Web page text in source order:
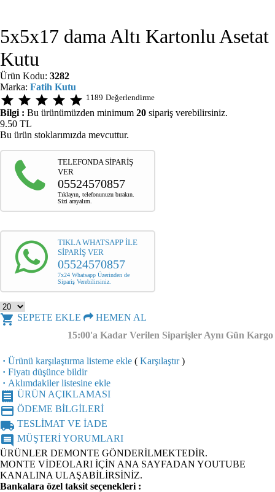
5x5x17 dama Altı Kartonlu Asetat
Kutu
Ürün Kodu: 3282
Marka: Fatih Kutu
star star star star star 1189 Değerlendirme
Bilgi : Bu ürünümüzden minimum 20 sipariş verebilirsiniz.
9.50 TL
Bu ürün stoklarımızda mevcuttur.
TELEFONDA SİPARİŞ
VER
05524570857
Tıklayın, telefonunuzu bırakın.
Sizi arayalım.
TIKLA WHATSAPP İLE
SİPARİŞ VER
05524570857
7x24 Whatsapp Üzerinden de
Sipariş Verebilirsiniz.
shopping_cart SEPETE EKLE
HEMEN AL
15:00'a Kadar Verilen Siparişler Aynı Gün Kargo
· Ürünü karşılaştırma listeme ekle ( Karşılaştır)
· Fiyatı düşünce bildir
· Aklımdakiler listesine ekle
receipt ÜRÜN AÇIKLAMASI
credit_card ÖDEME BİLGİLERİ
local_shipping TESLİMAT VE İADE
comment MÜŞTERİ YORUMLARI
ÜRÜNLER DEMONTE GÖNDERİLMEKTEDİR.
MONTE VİDEOLARI İÇİN ANA SAYFADAN YOUTUBE
KANALINA ULAŞABİLİRSİNİZ.
Bankalara özel taksit seçenekleri :